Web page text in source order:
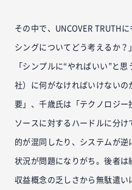
その中で、UNCOVER TRUTH
シングについてどう考えるか
「シンプルに“やればいい”と
社）に何がなければいけない
要」、千歳氏は「テクノロジー
ソースに対するハードルに分け
的が混同したり、システムが
状況が問題になりがち。後者
収益概念の乏しさから無駄遣